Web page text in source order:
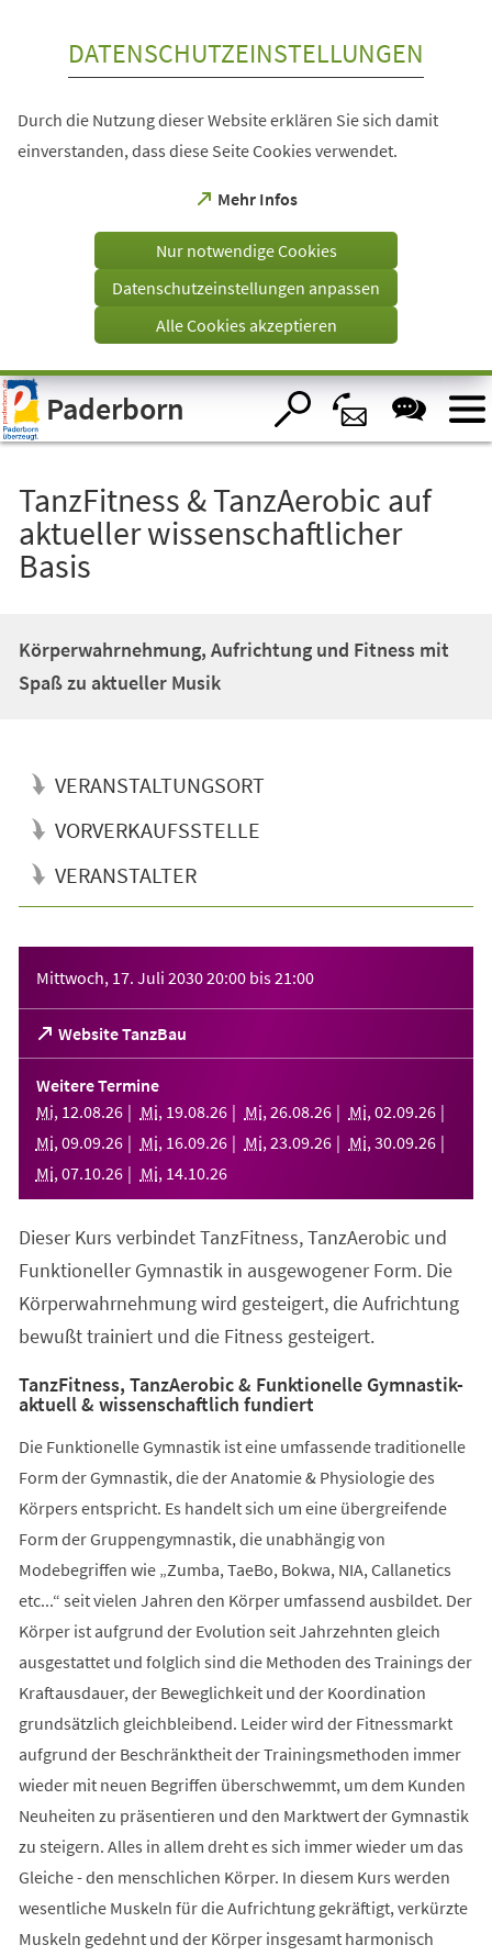
Visuelle
Assistenzsoftware
öffnen.
DATENSCHUTZEINSTELLUNGEN
Durch die Nutzung dieser Website erklären Sie sich damit
einverstanden, dass diese Seite Cookies verwendet.
Mehr Infos
(Öffnet
einem
Tab)
Nur notwendige Cookies
Datenschutzeinstellungen anpassen
Alle Cookies akzeptieren
Paderborn
TanzFitness & TanzAerobic auf
aktueller wissenschaftlicher
Basis
Körperwahrnehmung, Aufrichtung und Fitness mit
Spaß zu aktueller Musik
VERANSTALTUNGSORT
VORVERKAUFSSTELLE
VERANSTALTER
Mittwoch, 17. Juli 203020:00 bis21:00
Website TanzBau
(Öffnet
in
einem
neuen
Tab)
Weitere Termine
Mi, 12.08.26 Mi, 19.08.26 Mi, 26.08.26 Mi, 02.09.26
Mi, 09.09.26 Mi, 16.09.26 Mi, 23.09.26 Mi, 30.09.26
Mi, 07.10.26 Mi, 14.10.26
Dieser Kurs verbindet TanzFitness, TanzAerobic und
Funktioneller Gymnastik in ausgewogener Form. Die
Körperwahrnehmung wird gesteigert, die Aufrichtung
bewußt trainiert und die Fitness gesteigert.
TanzFitness, TanzAerobic & Funktionelle Gymnastik-
aktuell & wissenschaftlich fundiert
Die Funktionelle Gymnastik ist eine umfassende traditionelle
Form der Gymnastik, die der Anatomie & Physiologie des
Körpers entspricht. Es handelt sich um eine übergreifende
Form der Gruppengymnastik, die unabhängig von
Modebegriffen wie „Zumba, TaeBo, Bokwa, NIA, Callanetics
etc...“ seit vielen Jahren den Körper umfassend ausbildet. Der
Körper ist aufgrund der Evolution seit Jahrzehnten gleich
ausgestattet und folglich sind die Methoden des Trainings der
Kraftausdauer, der Beweglichkeit und der Koordination
grundsätzlich gleichbleibend. Leider wird der Fitnessmarkt
aufgrund der Beschränktheit der Trainingsmethoden immer
wieder mit neuen Begriffen überschwemmt, um dem Kunden
Neuheiten zu präsentieren und den Marktwert der Gymnastik
zu steigern. Alles in allem dreht es sich immer wieder um das
Gleiche - den menschlichen Körper. In diesem Kurs werden
wesentliche Muskeln für die Aufrichtung gekräftigt, verkürzte
Muskeln gedehnt und der Körper insgesamt harmonisch